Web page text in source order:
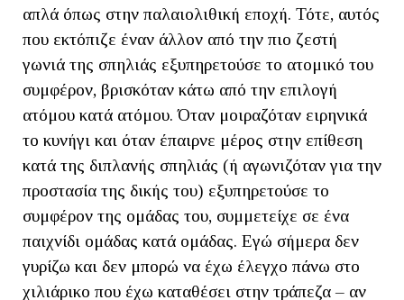
απλά όπως στην παλαιολιθική εποχή. Τότε, αυτός
που εκτόπιζε έναν άλλον από την πιο ζεστή
γωνιά της σπηλιάς εξυπηρετούσε το ατομικό του
συμφέρον, βρισκόταν κάτω από την επιλογή
ατόμου κατά ατόμου. Όταν μοιραζόταν ειρηνικά
το κυνήγι και όταν έπαιρνε μέρος στην επίθεση
κατά της διπλανής σπηλιάς (ή αγωνιζόταν για την
προστασία της δικής του) εξυπηρετούσε το
συμφέρον της ομάδας του, συμμετείχε σε ένα
παιχνίδι ομάδας κατά ομάδας. Εγώ σήμερα δεν
γυρίζω και δεν μπορώ να έχω έλεγχο πάνω στο
χιλιάρικο που έχω καταθέσει στην τράπεζα – αν